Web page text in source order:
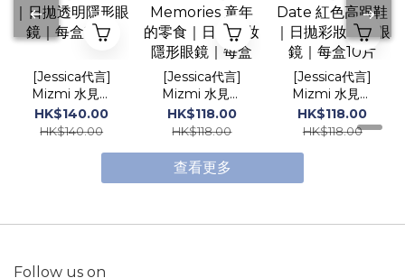
[Jessica代言]
Mizmi 水見濾
藍光 1 Day 透
明片｜日拋透明
HK$140.00
HK$140.00
[Jessica代言]
Mizmi 水見濾
藍光 1 Day
Memories 童
彩妝隱形眼鏡｜
每盒10片
HK$118.00
HK$118.00
[Jessica代言]
Mizmi 水見濾
藍光 1 Day On
A Date 紅色高
HK$118.00
HK$118.00
查看更多
Follow us on